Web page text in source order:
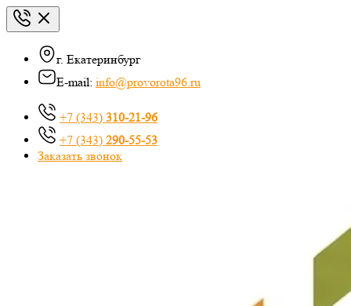
г. Екатеринбург
E-mail: info@provorota96.ru
+7 (343) 310-21-96
+7 (343) 290-55-53
Заказать звонок